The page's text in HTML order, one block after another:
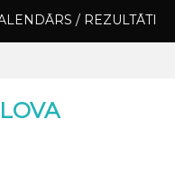
/ REZULTĀTI